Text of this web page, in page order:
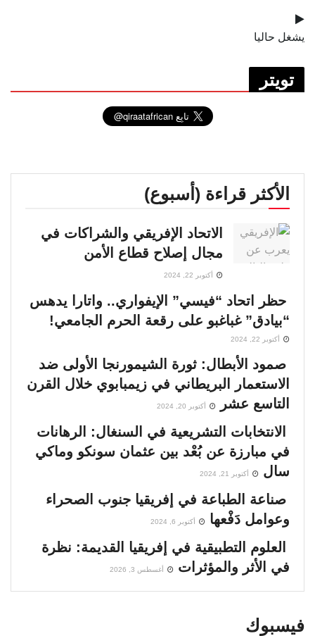
يشغل حاليا
تويتر
الأكثر قراءة (أسبوع)
الاتحاد الإفريقي والشراكات في
مجال إصلاح قطاع الأمن
أكتوبر 22, 2024
حظر اتحاد “فيسي” الإيفواري.. واتارا يدهس
“بيادق” غباغبو على رقعة الحرم الجامعي!
أكتوبر 22, 2024
صمود الأبطال: ثورة الشيمورنجا الأولى ضد
الاستعمار البريطاني في زيمبابوي خلال القرن
التاسع عشر
أكتوبر 20, 2024
الانتخابات التشريعية في السنغال: الرهانات
في مبارزة عن بُعْد بين عثمان سونكو وماكي
سال
أكتوبر 21, 2024
صناعة الطباعة في إفريقيا جنوب الصحراء
وعوامل دَفْعها
أكتوبر 6, 2024
العلوم التطبيقية في إفريقيا القديمة: نظرة
في الأثر والمؤثرات
أغسطس 3, 2026
فيسبوك